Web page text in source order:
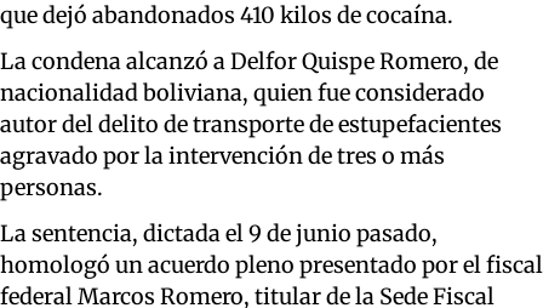
que dejó abandonados 410 kilos de cocaína.
La condena alcanzó a Delfor Quispe Romero, de
nacionalidad boliviana, quien fue considerado
autor del delito de transporte de estupefacientes
agravado por la intervención de tres o más
personas.
La sentencia, dictada el 9 de junio pasado,
homologó un acuerdo pleno presentado por el fiscal
federal Marcos Romero, titular de la Sede Fiscal